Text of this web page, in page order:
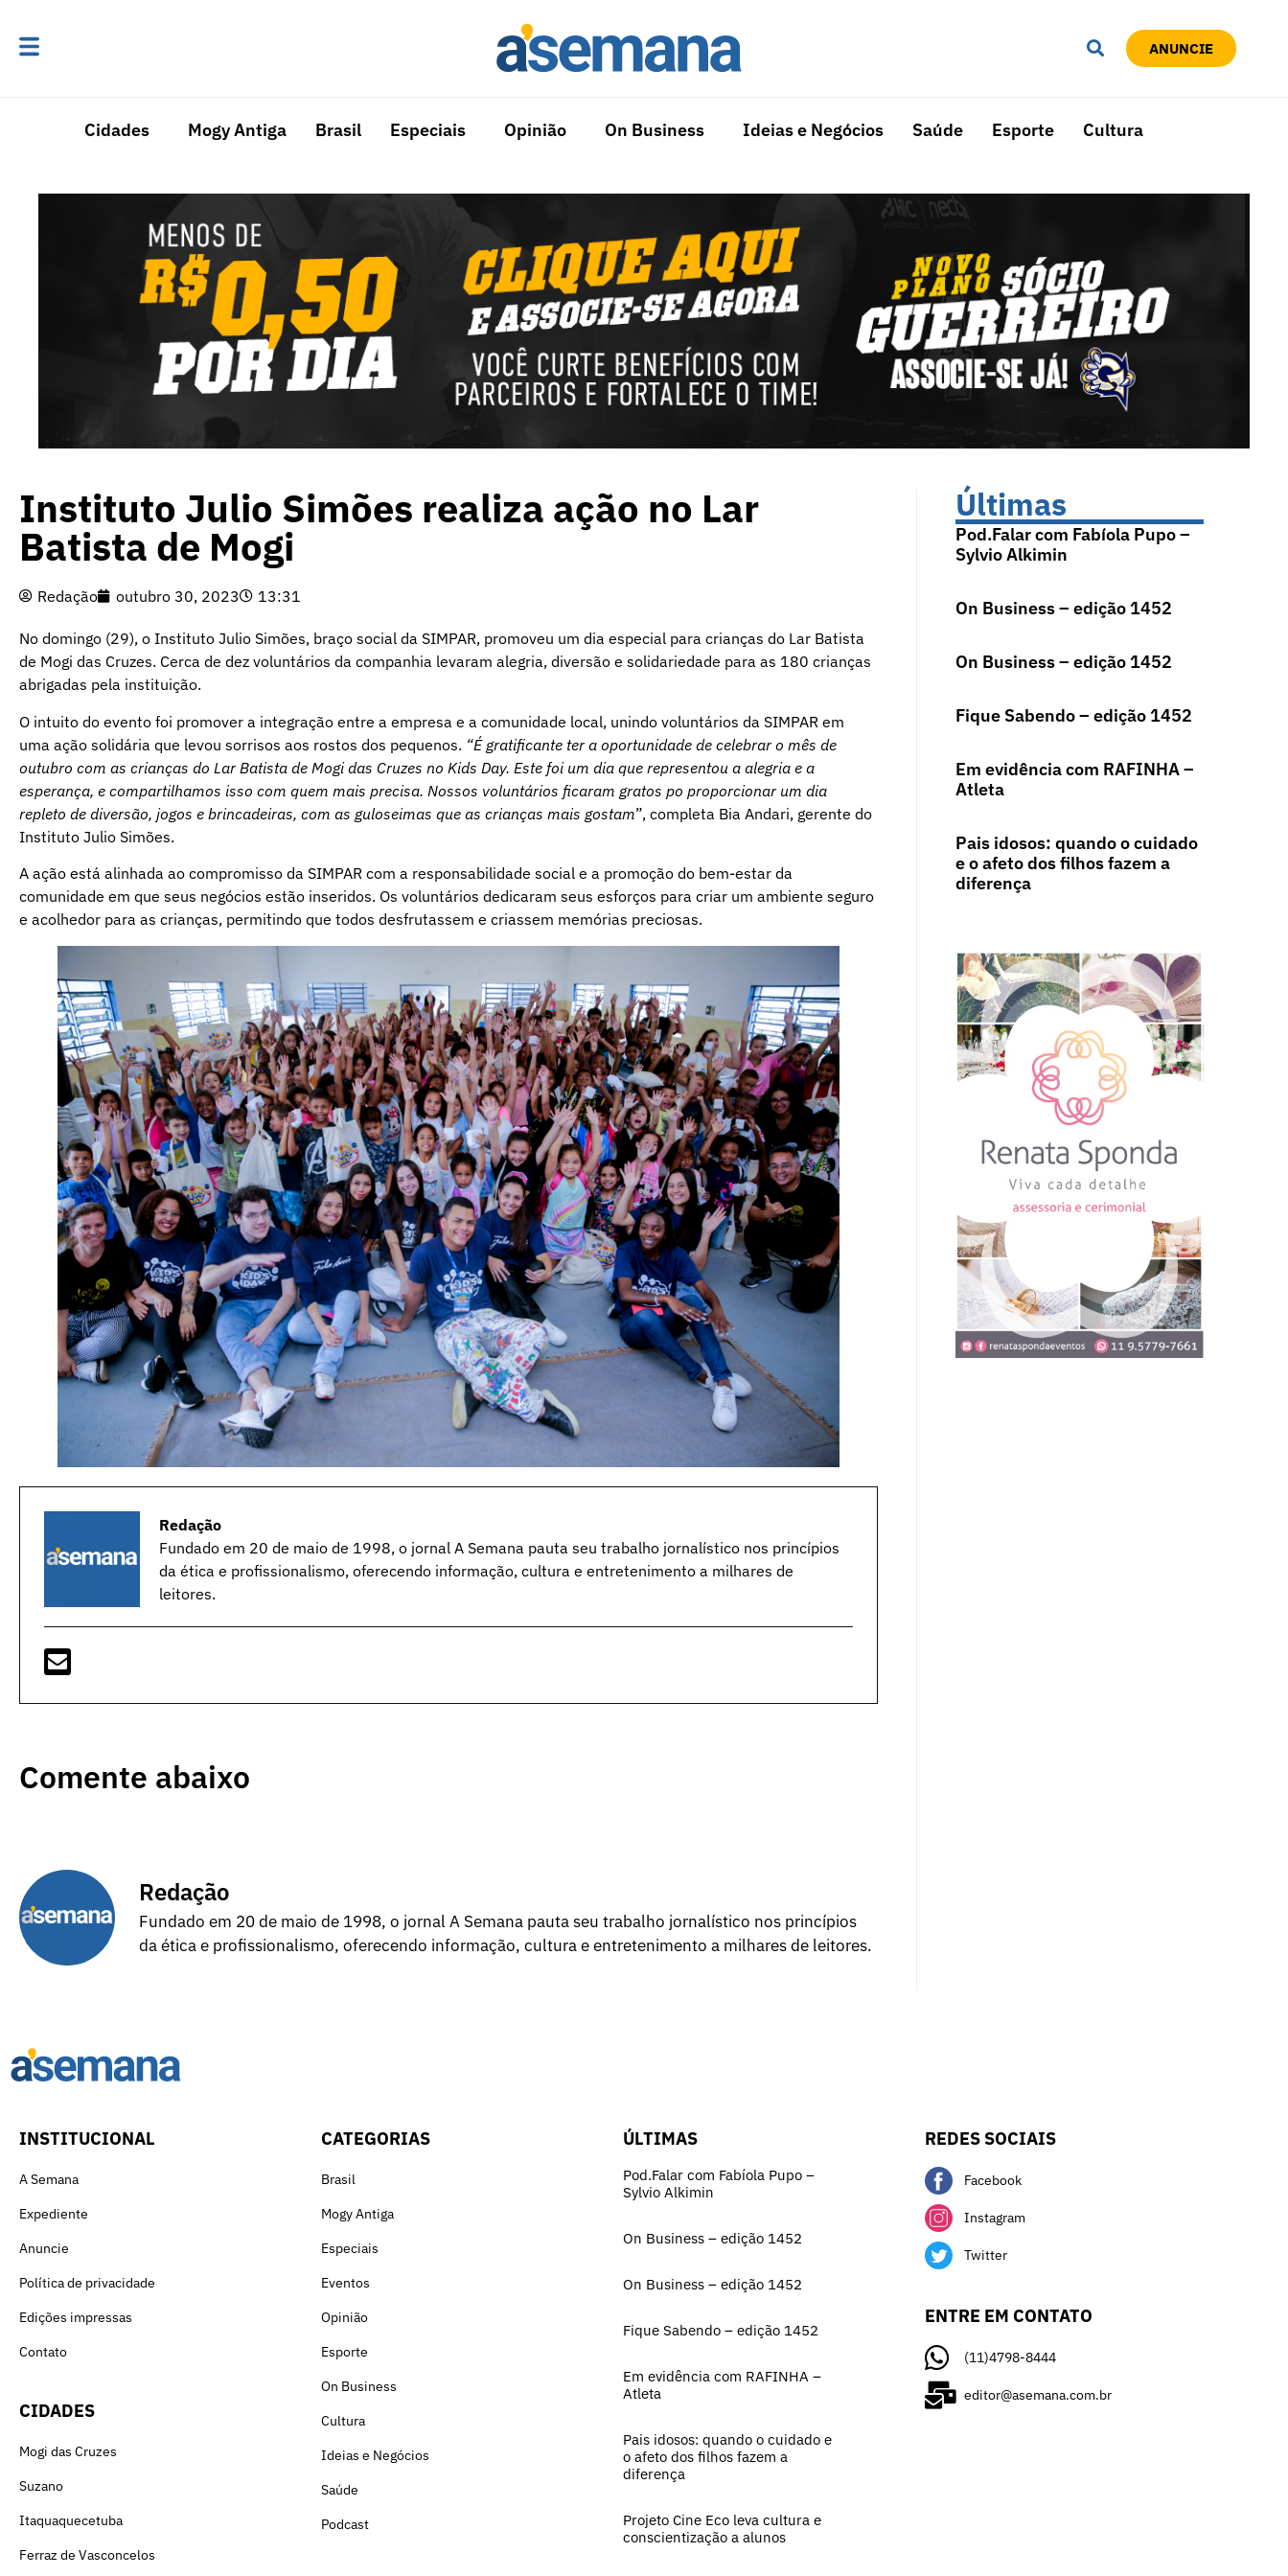
ANUNCIE
Cidades Mogy Antiga Brasil Especiais Opinião On Business Ideias e Negócios Saúde Esporte Cultura
Instituto Julio Simões realiza ação no Lar
Batista de Mogi
Redação outubro 30, 2023 13:31
No domingo (29), o Instituto Julio Simões, braço social da SIMPAR, promoveu um dia especial para crianças do Lar Batista
de Mogi das Cruzes. Cerca de dez voluntários da companhia levaram alegria, diversão e solidariedade para as 180 crianças
abrigadas pela instituição.
O intuito do evento foi promover a integração entre a empresa e a comunidade local, unindo voluntários da SIMPAR em
uma ação solidária que levou sorrisos aos rostos dos pequenos. “É gratificante ter a oportunidade de celebrar o mês de
outubro com as crianças do Lar Batista de Mogi das Cruzes no Kids Day. Este foi um dia que representou a alegria e a
esperança, e compartilhamos isso com quem mais precisa. Nossos voluntários ficaram gratos po proporcionar um dia
repleto de diversão, jogos e brincadeiras, com as guloseimas que as crianças mais gostam”, completa Bia Andari, gerente do
Instituto Julio Simões.
A ação está alinhada ao compromisso da SIMPAR com a responsabilidade social e a promoção do bem-estar da
comunidade em que seus negócios estão inseridos. Os voluntários dedicaram seus esforços para criar um ambiente seguro
e acolhedor para as crianças, permitindo que todos desfrutassem e criassem memórias preciosas.
Redação
Fundado em 20 de maio de 1998, o jornal A Semana pauta seu trabalho jornalístico nos princípios
da ética e profissionalismo, oferecendo informação, cultura e entretenimento a milhares de
leitores.
Comente abaixo
Redação
Fundado em 20 de maio de 1998, o jornal A Semana pauta seu trabalho jornalístico nos princípios
da ética e profissionalismo, oferecendo informação, cultura e entretenimento a milhares de leitores.
Últimas
Pod.Falar com Fabíola Pupo –
Sylvio Alkimin
On Business – edição 1452
On Business – edição 1452
Fique Sabendo – edição 1452
Em evidência com RAFINHA –
Atleta
Pais idosos: quando o cuidado
e o afeto dos filhos fazem a
diferença
INSTITUCIONAL
A Semana
Expediente
Anuncie
Política de privacidade
Edições impressas
Contato
CIDADES
Mogi das Cruzes
Suzano
Itaquaquecetuba
Ferraz de Vasconcelos
CATEGORIAS
Brasil
Mogy Antiga
Especiais
Eventos
Opinião
Esporte
On Business
Cultura
Ideias e Negócios
Saúde
Podcast
ÚLTIMAS
Pod.Falar com Fabíola Pupo –
Sylvio Alkimin
On Business – edição 1452
On Business – edição 1452
Fique Sabendo – edição 1452
Em evidência com RAFINHA –
Atleta
Pais idosos: quando o cuidado e
o afeto dos filhos fazem a
diferença
Projeto Cine Eco leva cultura e
conscientização a alunos
REDES SOCIAIS
Facebook
Instagram
Twitter
ENTRE EM CONTATO
(11)4798-8444
editor@asemana.com.br